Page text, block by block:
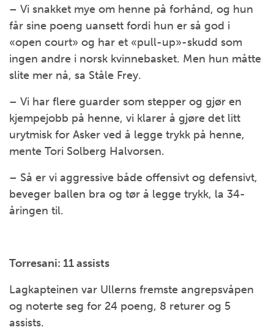
– Vi snakket mye om henne på forhånd, og hun
får sine poeng uansett fordi hun er så god i
«open court» og har et «pull-up»-skudd som
ingen andre i norsk kvinnebasket. Men hun måtte
slite mer nå, sa Ståle Frey.
– Vi har flere guarder som stepper og gjør en
kjempejobb på henne, vi klarer å gjøre det litt
urytmisk for Asker ved å legge trykk på henne,
mente Tori Solberg Halvorsen.
– Så er vi aggressive både offensivt og defensivt,
beveger ballen bra og tør å legge trykk, la 34-
åringen til.
Torresani: 11 assists
Lagkapteinen var Ullerns fremste angrepsvåpen
og noterte seg for 24 poeng, 8 returer og 5
assists.